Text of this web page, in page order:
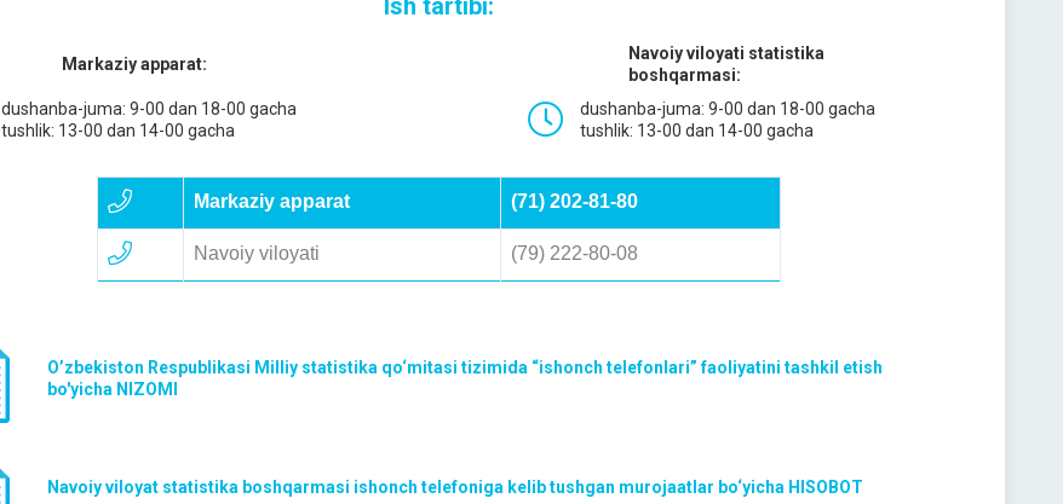
Ish tartibi:
Markaziy apparat:
Navoiy viloyati statistika
boshqarmasi:
dushanba-juma: 9-00 dan 18-00 gacha
tushlik: 13-00 dan 14-00 gacha
dushanba-juma: 9-00 dan 18-00 gacha
tushlik: 13-00 dan 14-00 gacha
Markaziy apparat (71) 202-81-80
Navoiy viloyati (79) 222-80-08
O’zbekiston Respublikasi Milliy statistika qo‘mitasi tizimida “ishonch telefonlari” faoliyatini tashkil etish
bo'yicha NIZOMI
Navoiy viloyat statistika boshqarmasi ishonch telefoniga kelib tushgan murojaatlar bo‘yicha HISOBOT